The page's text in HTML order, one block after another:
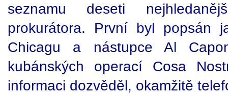
seznamu deseti
prokurátora. První byl popsán
Chicagu a nástupce Al
kubánských operací Cosa
informaci dozvěděl, okamžitě